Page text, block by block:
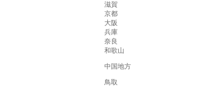
滋賀
京都
大阪
兵庫
奈良
和歌山
中国地方
鳥取